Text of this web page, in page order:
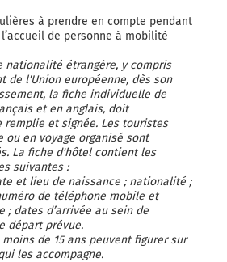
à prendre en compte pendant
de personne à mobilité
nationalité étrangère, y compris
de l'Union européenne, dès son
la fiche individuelle de
et en anglais, doit
et signée. Les touristes
ou en voyage organisé sont
La fiche d'hôtel contient les
suivantes :
et lieu de naissance ; nationalité ;
de téléphone mobile et
; dates d’arrivée au sein de
départ prévue.
de 15 ans peuvent figurer sur
les accompagne.